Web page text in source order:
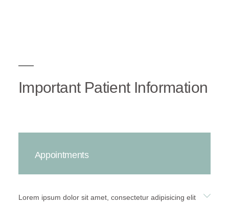
Important Patient Information
Appointments
Lorem ipsum dolor sit amet, consectetur adipisicing elit